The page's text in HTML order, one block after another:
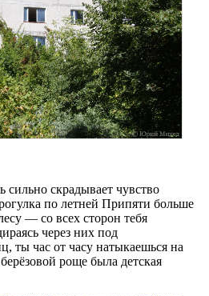
сильно скрадывает чувство
по летней Припяти больше
— со всех сторон тебя
через них под
ты час от часу натыкаешься на
роще была детская